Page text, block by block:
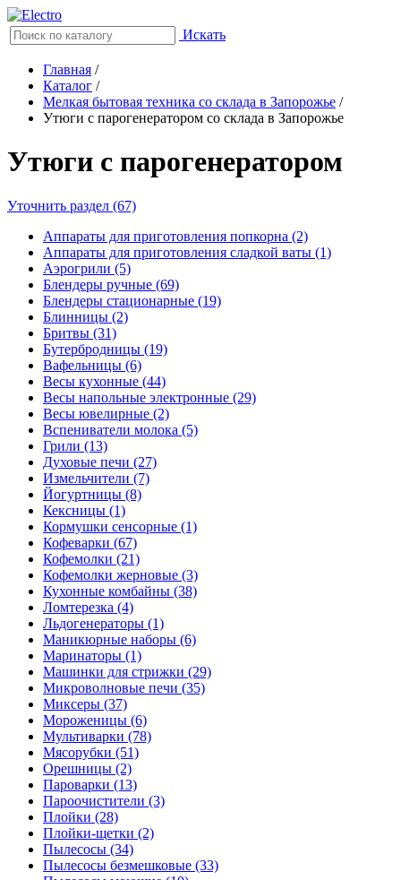
Искать
Главная /
Каталог /
Мелкая бытовая техника со склада в Запорожье /
Утюги с парогенератором со склада в Запорожье
Утюги с парогенератором
Уточнить раздел (67)
Аппараты для приготовления попкорна (2)
Аппараты для приготовления сладкой ваты (1)
Аэрогрили (5)
Блендеры ручные (69)
Блендеры стационарные (19)
Блинницы (2)
Бритвы (31)
Бутербродницы (19)
Вафельницы (6)
Весы кухонные (44)
Весы напольные электронные (29)
Весы ювелирные (2)
Вспениватели молока (5)
Грили (13)
Духовые печи (27)
Измельчители (7)
Йогуртницы (8)
Кексницы (1)
Кормушки сенсорные (1)
Кофеварки (67)
Кофемолки (21)
Кофемолки жерновые (3)
Кухонные комбайны (38)
Ломтерезка (4)
Льдогенераторы (1)
Маникюрные наборы (6)
Маринаторы (1)
Машинки для стрижки (29)
Микроволновые печи (35)
Миксеры (37)
Мороженицы (6)
Мультиварки (78)
Мясорубки (51)
Орешницы (2)
Пароварки (13)
Пароочистители (3)
Плойки (28)
Плойки-щетки (2)
Пылесосы (34)
Пылесосы безмешковые (33)